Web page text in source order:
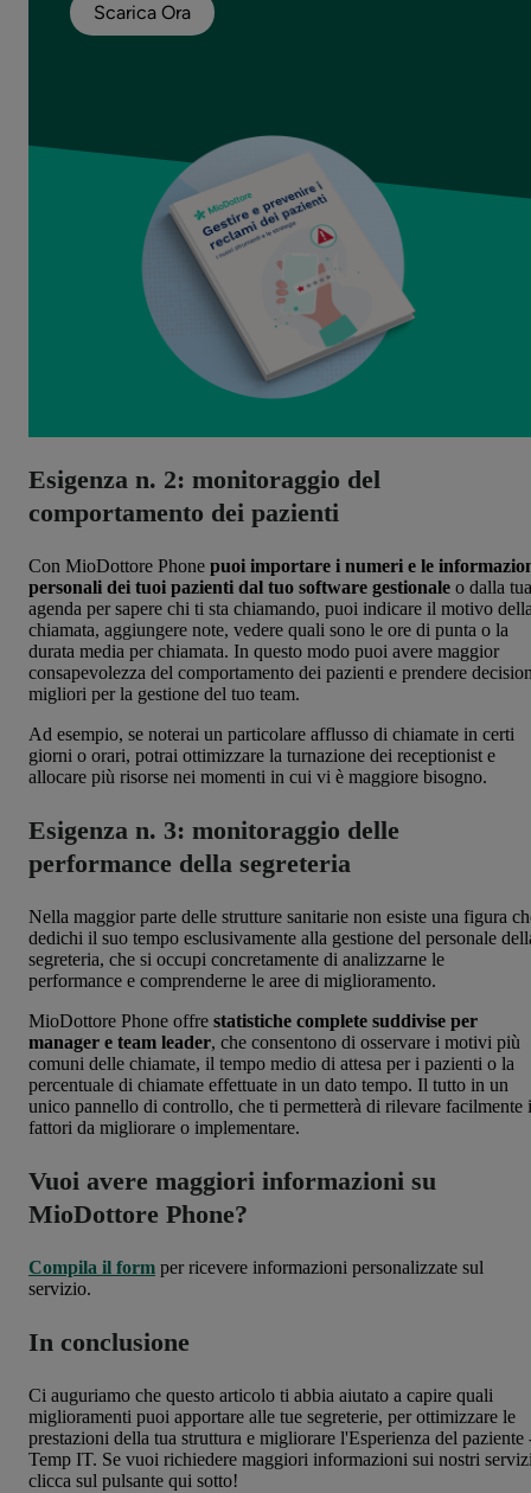
Scarica Ora
Esigenza n. 2: monitoraggio del
comportamento dei pazienti
Con MioDottore Phone puoi importare i numeri e le
personali dei tuoi pazienti dal tuo software gestionale o dalla tua
agenda per sapere chi ti sta chiamando, puoi indicare il motivo
chiamata, aggiungere note, vedere quali sono le ore di punta o la
durata media per chiamata. In questo modo puoi avere maggior
consapevolezza del comportamento dei pazienti e prendere
migliori per la gestione del tuo team.
Ad esempio, se noterai un particolare afflusso di chiamate in certi
giorni o orari, potrai ottimizzare la turnazione dei receptionist e
allocare più risorse nei momenti in cui vi è maggiore bisogno.
Esigenza n. 3: monitoraggio delle
performance della segreteria
Nella maggior parte delle strutture sanitarie non esiste una figura
dedichi il suo tempo esclusivamente alla gestione del personale
segreteria, che si occupi concretamente di analizzarne le
performance e comprenderne le aree di miglioramento.
MioDottore Phone offre statistiche complete suddivise per
manager e team leader, che consentono di osservare i motivi più
comuni delle chiamate, il tempo medio di attesa per i pazienti o la
percentuale di chiamate effettuate in un dato tempo. Il tutto in un
unico pannello di controllo, che ti permetterà di rilevare facilmente i
fattori da migliorare o implementare.
Vuoi avere maggiori informazioni su
MioDottore Phone?
Compila il form per ricevere informazioni personalizzate sul
servizio.
In conclusione
Ci auguriamo che questo articolo ti abbia aiutato a capire quali
miglioramenti puoi apportare alle tue segreterie, per ottimizzare le
prestazioni della tua struttura e migliorare l'Esperienza del paziente
Temp IT. Se vuoi richiedere maggiori informazioni sui nostri
clicca sul pulsante qui sotto!